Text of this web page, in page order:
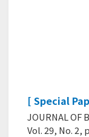
[ Special
JOURNAL OF
Vol. 29, No. 2,